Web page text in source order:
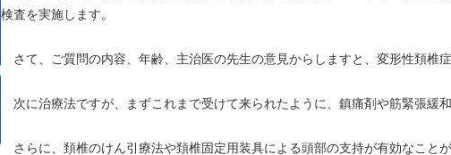
検査を実施します。
さて、ご質問の内容、年齢、主治医の先生の意見からしますと、変形性頚椎症
次に治療法ですが、まずこれまで受けて来られたように、鎮痛剤や筋緊張緩
さらに、頚椎のけん引療法や頚椎固定用装具による頭部の支持が有効なこと